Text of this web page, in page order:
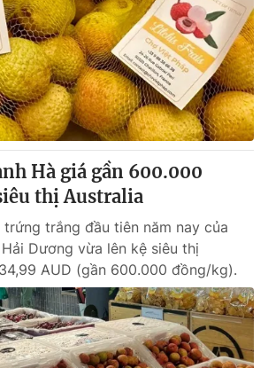
Hà giá gần 600.000
thị Australia
trứng trắng đầu tiên năm nay của
Dương vừa lên kệ siêu thị
AUD (gần 600.000 đồng/kg).